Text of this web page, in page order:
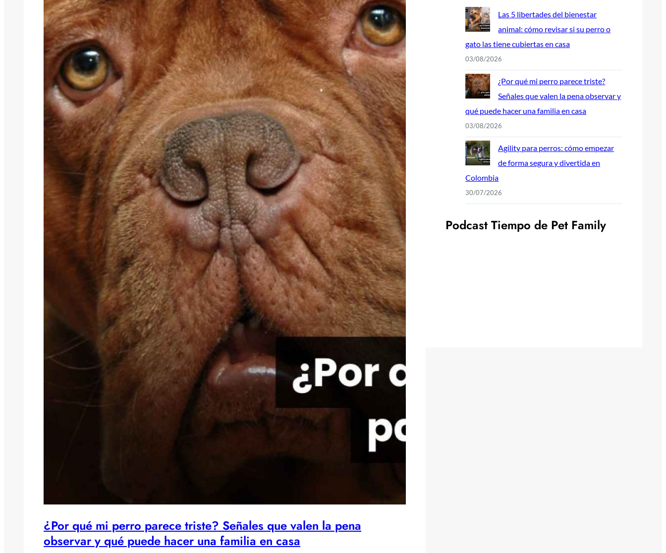
¿Por qué mi perro parece triste? Señales que valen la pena
observar y qué puede hacer una familia en casa
Las 5 libertades del bienestar
animal: cómo revisar si su perro o
gato las tiene cubiertas en casa
03/08/2026
¿Por qué mi perro parece triste?
Señales que valen la pena observar y
qué puede hacer una familia en casa
03/08/2026
Agility para perros: cómo empezar
de forma segura y divertida en
Colombia
30/07/2026
Podcast Tiempo de Pet Family